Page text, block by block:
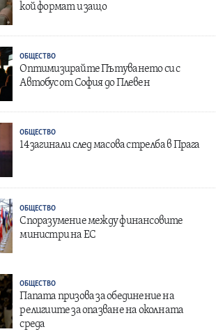
кой формат и защо
ОБЩЕСТВО
Оптимизирайте Пътуването си с
Автобус от София до Плевен
ОБЩЕСТВО
14 загинали след масова стрелба в Прага
ОБЩЕСТВО
Споразумение между финансовите
министри на ЕС
ОБЩЕСТВО
Папата призова за обединение на
религиите за опазване на околната
среда